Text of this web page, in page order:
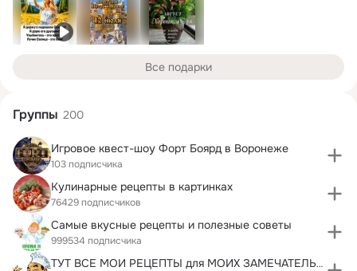
Все подарки
Группы 200
Игровое квест-шоу Форт Боярд в Воронеже
103 подписчика
Кулинарные рецепты в картинках
76429 подписчиков
Самые вкусные рецепты и полезные советы
999534 подписчика
ТУТ ВСЕ МОИ РЕЦЕПТЫ для МОИХ ЗАМЕЧАТЕЛЬНЫХ ДРУЗЕЙ